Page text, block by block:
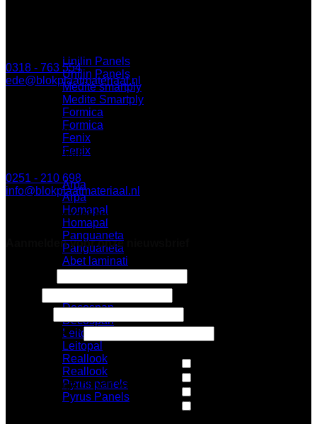
Unilin Panels
Unilin Panels
Medite smartply
Medite Smartply
Formica
Formica
Fenix
Fenix
Arpa
Arpa
Homapal
Homapal
Panguaneta
Panguaneta
Abet laminati
Abet Laminati
Decospan
Decospan
Leitopal
Leitopal
Reallook
Reallook
Pyrus panels
Pyrus Panels
6716 BS Ede
0318 - 763 554
ede@blokplaatmateriaal.nl
BLOK Breda
Minervum 7003
0251 - 210 698
info@blokplaatmateriaal.nl
Alleen te bezoeken op afspraak
Aanmelden voor onze nieuwsbrief
E-mailadres *
Op de hoogte blijven van: